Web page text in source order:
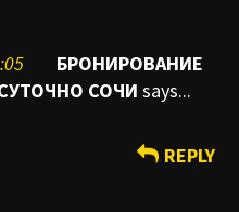
БРОНИРОВАНИЕ
СОЧИ says...
REPLY